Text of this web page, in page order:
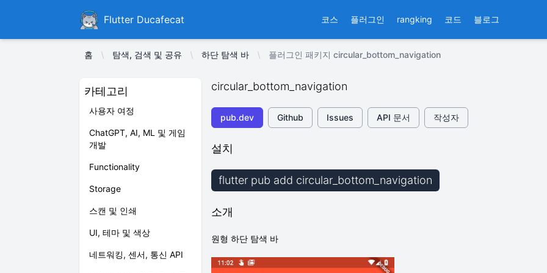
DucafecatFlutter Ducafecat 코스 플러그인 rangking 코드 블로그
홈 탐색, 검색 및 공유 하단 탐색 바 플러그인 패키지 circular_bottom_navigation
카테고리
사용자 여정
ChatGPT, AI, ML 및 게임
개발
Functionality
Storage
스캔 및 인쇄
UI, 테마 및 색상
네트워킹, 센서, 통신 API
circular_bottom_navigation
pub.dev Github Issues API 문서 작성자
설치
flutter pub add circular_bottom_navigation
소개
원형 하단 탐색 바